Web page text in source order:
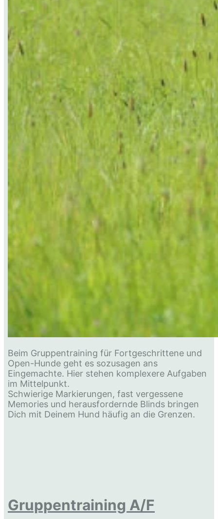
Beim Gruppentraining für Fortgeschrittene und
Open-Hunde geht es sozusagen ans
Eingemachte. Hier stehen komplexere Aufgaben
im Mittelpunkt.
Schwierige Markierungen, fast vergessene
Memories und herausfordernde Blinds bringen
Dich mit Deinem Hund häufig an die Grenzen.
Gruppentraining A/F